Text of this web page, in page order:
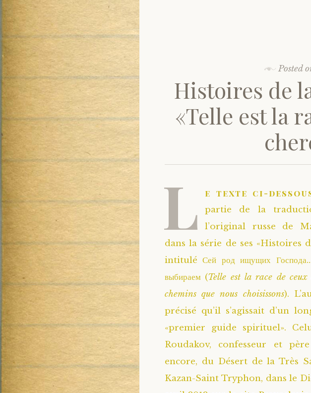
Posted
Histoires de
«Telle est la
L e texte ci-
partie de la
l’original russe de
dans la série de ses «Histoires
intitulé Сей род ищущих
выбираем (Telle est la race de
chemins que nous choisissons).
précisé qu’il s’agissait d’un
«premier guide spirituel».
Roudakov, confesseur et
encore, du Désert de la Très
Kazan-Saint Tryphon, dans le